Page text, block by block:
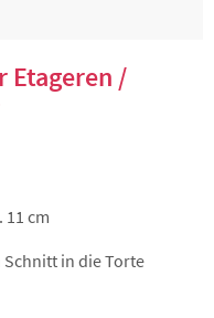
Etageren /
11 cm
in die Torte